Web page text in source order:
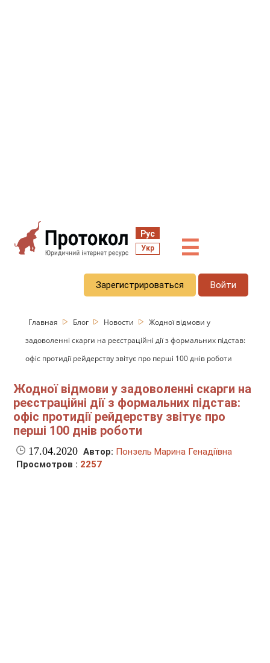
Рус
Укр ☰
Зарегистрироваться Войти
Главная Блог Новости
Жодної відмови у
задоволенні скарги на реєстраційні дії з формальних підстав:
офіс протидії рейдерству звітує про перші 100 днів роботи
Жодної відмови у задоволенні скарги на
реєстраційні дії з формальних підстав:
офіс протидії рейдерству звітує про
перші 100 днів роботи
17.04.2020 Автор: Понзель Марина Генадіївна
Просмотров : 2257